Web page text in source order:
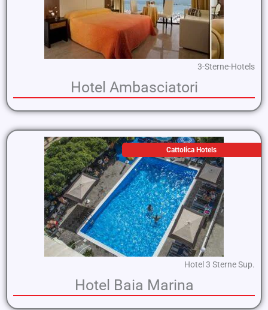
3-Sterne-Hotels
Hotel Ambasciatori
Cattolica Hotels
Hotel 3 Sterne Sup.
Hotel Baia Marina